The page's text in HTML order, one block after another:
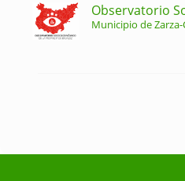
Observatorio
Municipio de Zarza-